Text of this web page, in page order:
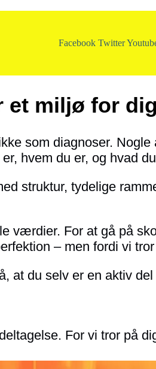
Facebook Twitter
et miljø for
som diagnoser.
hvem du er, og hvad
struktur, tydelige
værdier. For at gå på
– men fordi vi
at du selv er en aktiv
For vi tror på